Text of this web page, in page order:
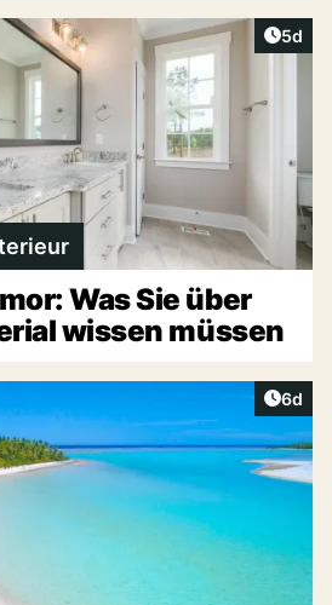
5d
Was Sie über
wissen müssen
6d